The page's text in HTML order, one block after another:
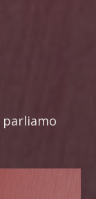
parliamo